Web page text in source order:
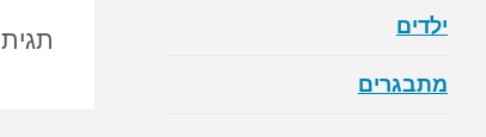
ילדים
מתבגרים